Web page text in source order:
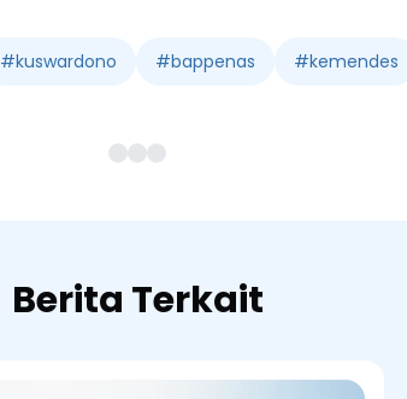
#kuswardono #bappenas #kemendes
Berita Terkait